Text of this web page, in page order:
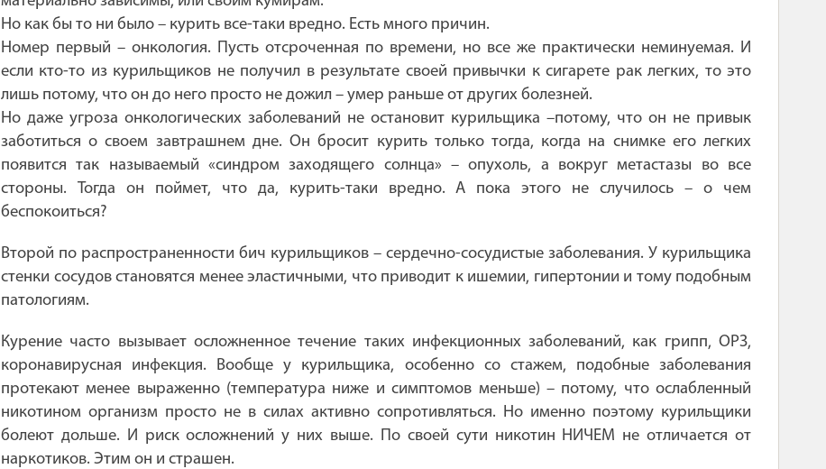
Но как бы то ни было – курить все-таки вредно. Есть много причин.
Номер первый – онкология. Пусть отсроченная по времени, но все же практически неминуемая. И
если кто-то из курильщиков не получил в результате своей привычки к сигарете рак легких, то это
лишь потому, что он до него просто не дожил – умер раньше от других болезней.
Но даже угроза онкологических заболеваний не остановит курильщика –потому, что он не привык
заботиться о своем завтрашнем дне. Он бросит курить только тогда, когда на снимке его легких
появится так называемый «синдром заходящего солнца» – опухоль, а вокруг метастазы во все
стороны. Тогда он поймет, что да, курить-таки вредно. А пока этого не случилось – о чем
беспокоиться?
Второй по распространенности бич курильщиков – сердечно-сосудистые заболевания. У курильщика
стенки сосудов становятся менее эластичными, что приводит к ишемии, гипертонии и тому подобным
патологиям.
Курение часто вызывает осложненное течение таких инфекционных заболеваний, как грипп, ОРЗ,
коронавирусная инфекция. Вообще у курильщика, особенно со стажем, подобные заболевания
протекают менее выраженно (температура ниже и симптомов меньше) – потому, что ослабленный
никотином организм просто не в силах активно сопротивляться. Но именно поэтому курильщики
болеют дольше. И риск осложнений у них выше. По своей сути никотин НИЧЕМ не отличается от
наркотиков. Этим он и страшен.